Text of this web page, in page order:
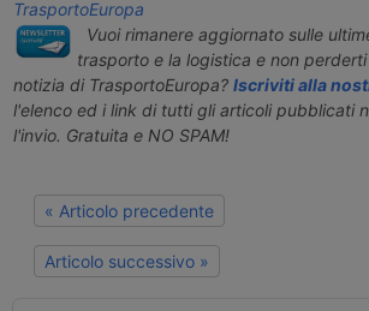
TrasportoEuropa
Vuoi rimanere aggiornato sulle
trasporto e la logistica e non
notizia di TrasportoEuropa? Iscriviti alla
l'elenco ed i link di tutti gli articoli pubblicati
l'invio. Gratuita e NO SPAM!
« Articolo precedente
Articolo successivo »